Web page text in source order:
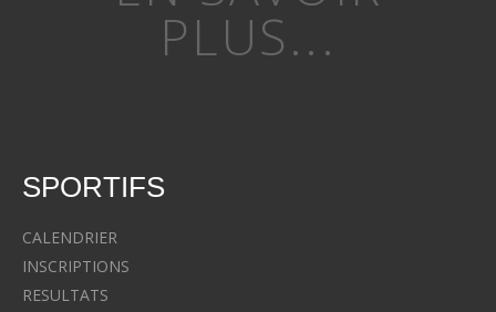
PLUS...
SPORTIFS
CALENDRIER
INSCRIPTIONS
RESULTATS